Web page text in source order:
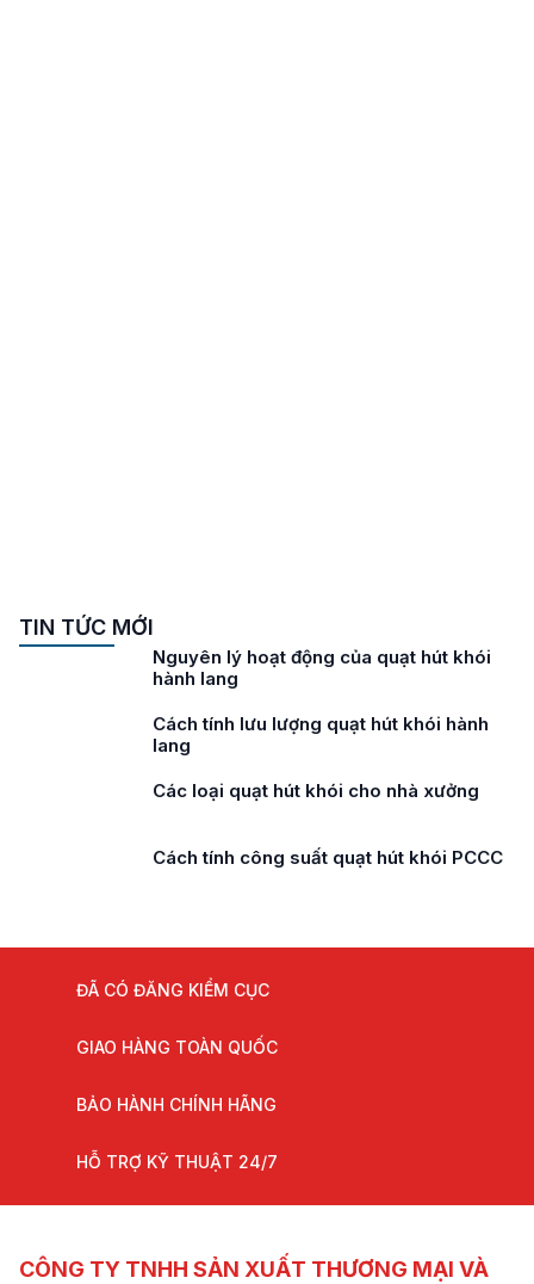
TIN TỨC MỚI
Nguyên lý hoạt động của quạt hút khói
hành lang
Cách tính lưu lượng quạt hút khói hành
lang
Các loại quạt hút khói cho nhà xưởng
Cách tính công suất quạt hút khói PCCC
ĐÃ CÓ ĐĂNG KIỂM CỤC
GIAO HÀNG TOÀN QUỐC
BẢO HÀNH CHÍNH HÃNG
HỖ TRỢ KỸ THUẬT 24/7
CÔNG TY TNHH SẢN XUẤT THƯƠNG MẠI VÀ